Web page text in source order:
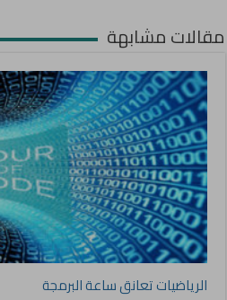
مقالات مشابهة
الرياضيات تعانق ساعة البرمجة